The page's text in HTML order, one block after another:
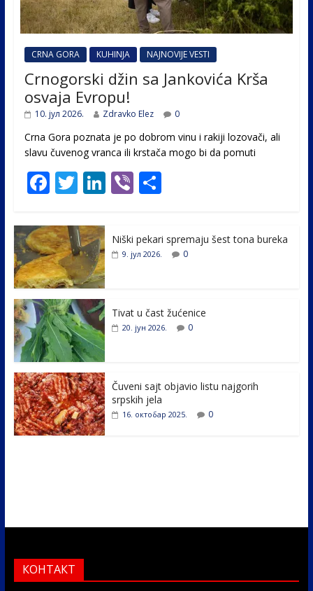
CRNA GORA KUHINJA NAJNOVIJE VESTI
Crnogorski džin sa Jankovića Krša
osvaja Evropu!
10. јул 2026. Zdravko Elez 0
Crna Gora poznata je po dobrom vinu i rakiji lozovači, ali
slavu čuvenog vranca ili krstača mogo bi da pomuti
F
e
b
o
o
k
T
itt
er
Li
e
Vi
er
S
e
Niški pekari spremaju šest tona bureka
9. јул 2026. 0
Tivat u čast žućenice
20. јун 2026. 0
Čuveni sajt objavio listu najgorih
srpskih jela
16. октобар 2025. 0
КОНТАКТ